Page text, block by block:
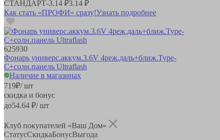
СТАНДАРТ-3.14 ₽3.14 ₽
Как стать «ПРОФИ» сразу!Узнать подробнее
625930
Фонарь универс.аккум.3.6V 4реж.даль+ближ.Type-
C+солн.панель Ultraflash
Наличие в магазинах
719₽/ шт
скидка и бонус
до54.64 ₽/ шт
Клуб покупателей «Ваш Дом»
СтатусСкидкаБонусВыгода